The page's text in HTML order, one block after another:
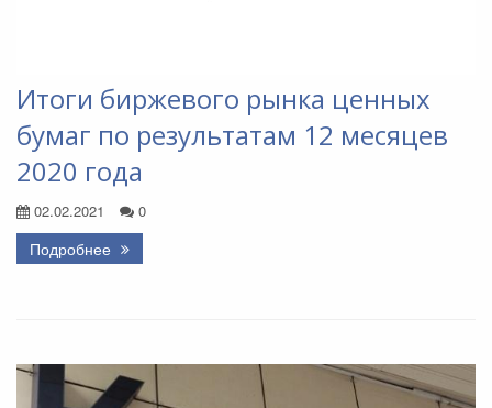
Итоги биржевого рынка ценных
бумаг по результатам 12 месяцев
2020 года
02.02.2021 0
Подробнее